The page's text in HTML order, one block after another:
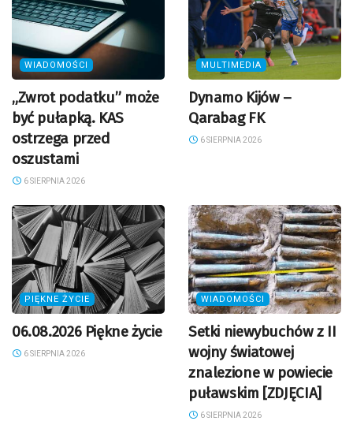
WIADOMOŚCI
„Zwrot podatku” może
być pułapką. KAS
ostrzega przed
oszustami
6 SIERPNIA 2026
MULTIMEDIA
Dynamo Kijów –
Qarabag FK
6 SIERPNIA 2026
PIĘKNE ŻYCIE
06.08.2026 Piękne życie
6 SIERPNIA 2026
WIADOMOŚCI
Setki niewybuchów z II
wojny światowej
znalezione w powiecie
puławskim [ZDJĘCIA]
6 SIERPNIA 2026